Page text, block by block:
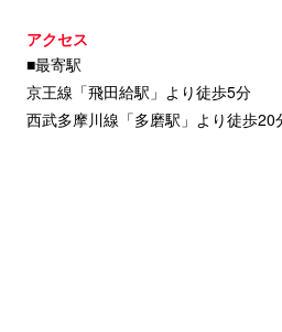
アクセス
■最寄駅
京王線「飛田給駅」より徒歩5分
西武多摩川線「多磨駅」より徒歩20